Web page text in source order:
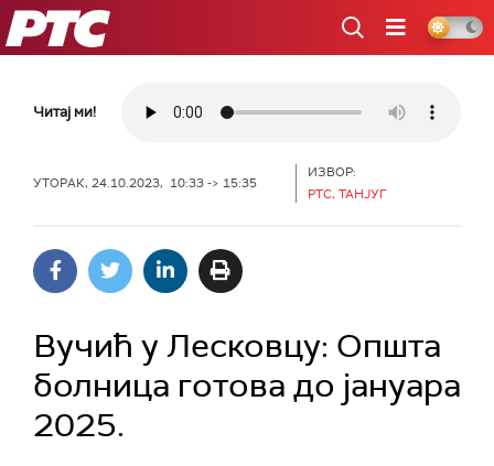
РТС
Читај ми!
УТОРАК, 24.10.2023, 10:33 -> 15:35
ИЗВОР:
РТС, ТАНЈУГ
Вучић у Лесковцу: Општа
болница готова до јануара
2025.